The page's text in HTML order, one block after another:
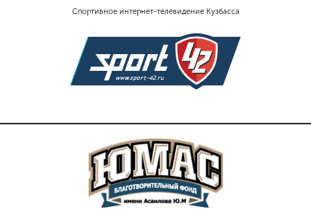
Спортивное интернет-телевидение Кузбасса